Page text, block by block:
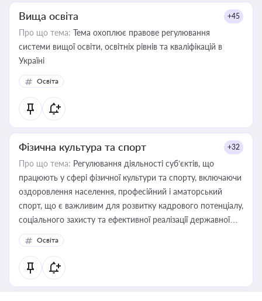
Вища освіта +45
Про що тема: Тема охоплює правове регулювання
системи вищої освіти, освітніх рівнів та кваліфікацій в
Україні
Освіта
Фізична культура та спорт +32
Про що тема: Регулювання діяльності суб’єктів, що
працюють у сфері фізичної культури та спорту, включаючи
оздоровлення населення, професійний і аматорський
спорт, що є важливим для розвитку кадрового потенціалу,
соціального захисту та ефективної реалізації державної
політики у цій галузі
Освіта